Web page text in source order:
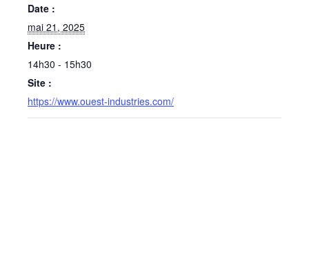
Date :
mai 21, 2025
Heure :
14h30 - 15h30
Site :
https://www.ouest-industries.com/